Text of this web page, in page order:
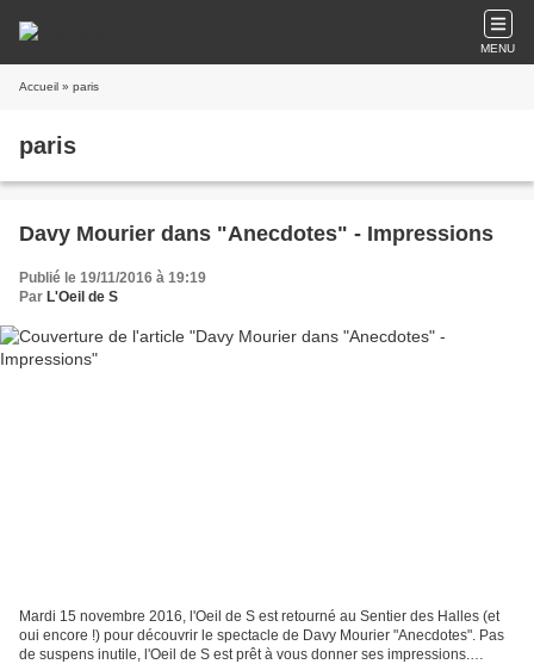
MENU
Accueil » paris
paris
Davy Mourier dans "Anecdotes" - Impressions
Publié le 19/11/2016 à 19:19
Par L'Oeil de S
Mardi 15 novembre 2016, l'Oeil de S est retourné au Sentier des Halles (et
oui encore !) pour découvrir le spectacle de Davy Mourier "Anecdotes". Pas
de suspens inutile, l'Oeil de S est prêt à vous donner ses impressions.